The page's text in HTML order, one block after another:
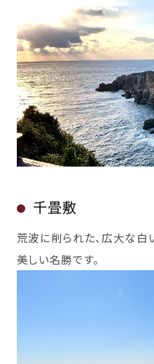
千畳敷
荒波に削られた、広大な
美しい名勝です。